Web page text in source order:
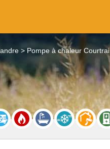
Pompe à chaleur Courtrai